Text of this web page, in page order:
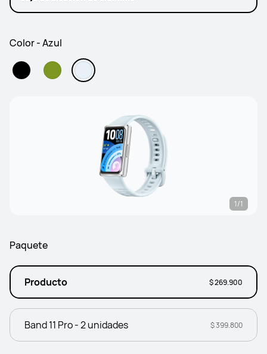
Color - Azul
1/1
Paquete
Producto $ 269.900
Band 11 Pro - 2 unidades $ 399.800